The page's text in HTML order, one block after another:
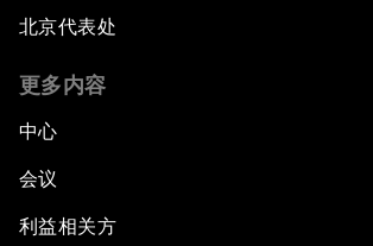
北京代表处
更多内容
中心
会议
利益相关方